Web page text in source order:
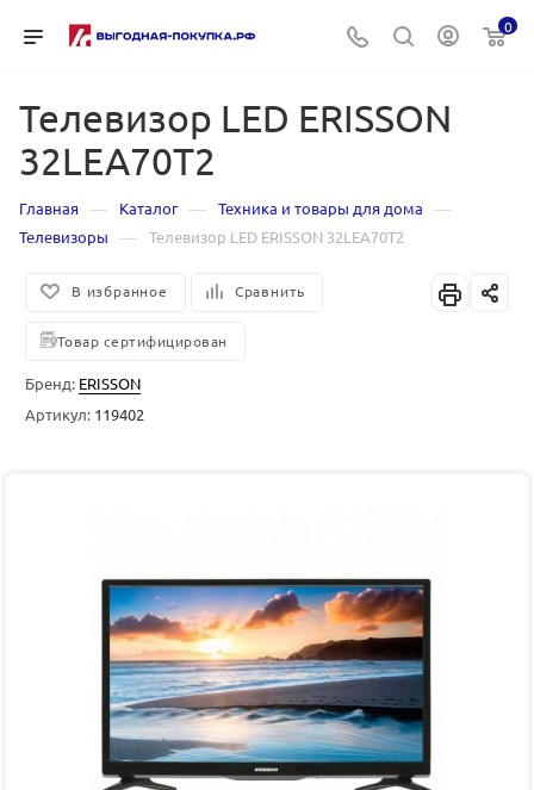
0
Телевизор LED ERISSON
32LEA70T2
Главная — Каталог — Техника и товары для дома —
Телевизоры — Телевизор LED ERISSON 32LEA70T2
В избранное Сравнить
Товар сертифицирован
Бренд: ERISSON
Артикул: 119402